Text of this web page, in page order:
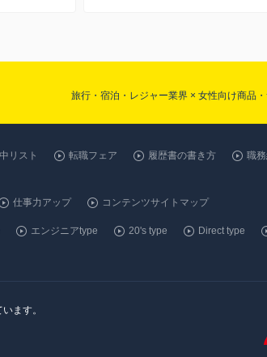
旅行・宿泊・レジャー業界 × 女性向け商品
リスト 転職フェア 履歴書の書き方 職
仕事力アップ コンテンツサイトマップ
エンジニアtype 20's type Direct type
ます。